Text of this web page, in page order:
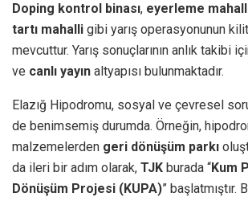
Doping kontrol binası, eyerleme
tartı mahalli gibi yarış operasyonunun
mevcuttur. Yarış sonuçlarının anlık takibi
ve canlı yayın altyapısı bulunmaktadır.
Elazığ Hipodromu, sosyal ve çevresel
de benimsemiş durumda. Örneğin,
malzemelerden geri dönüşüm parkı
da ileri bir adım olarak, TJK burada “Kum
Dönüşüm Projesi (KUPA)” başlatmıştır.